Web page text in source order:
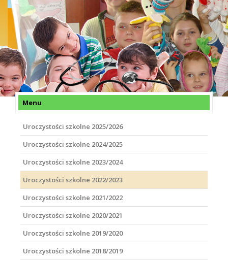
Menu
Uroczystości szkolne 2025/2026
Uroczystości szkolne 2024/2025
Uroczystości szkolne 2023/2024
Uroczystości szkolne 2022/2023
Uroczystości szkolne 2021/2022
Uroczystości szkolne 2020/2021
Uroczystości szkolne 2019/2020
Uroczystości szkolne 2018/2019